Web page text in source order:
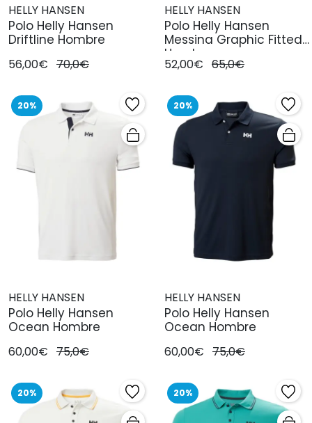
HELLY HANSEN
Polo Helly Hansen
Driftline Hombre
56,00€ 70,0€
HELLY HANSEN
Polo Helly Hansen
Messina Graphic Fitted
Hombre
52,00€ 65,0€
20%
HELLY HANSEN
Polo Helly Hansen
Ocean Hombre
60,00€ 75,0€
20%
HELLY HANSEN
Polo Helly Hansen
Ocean Hombre
60,00€ 75,0€
20% 20%